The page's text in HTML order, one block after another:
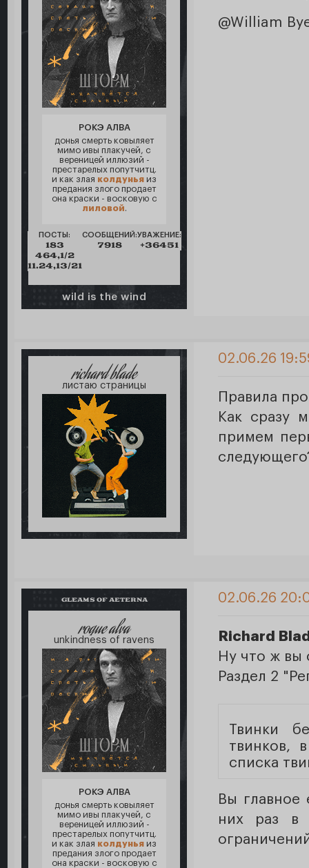
РОКЭ АЛВА
донья смерть ковыляет
мимо ивы плакучей, с
вереницей иллюзий -
престарелых попутчитц.
и как злая колдунья из
предания злого продает
она краски - восковую с
лиловой
ПОСТЫ:
183
464,1/2
11.24,13/21
СООБЩЕНИЙ:
7918
УВАЖЕНИЕ:
+36451
wild is the wind
@William
richard blade
листаю страницы
02.06.26
Правила
Как сразу
примем
GLEAMS OF AETERNA
roque alva
unkindness of ravens
РОКЭ АЛВА
донья смерть ковыляет
мимо ивы плакучей, с
вереницей иллюзий -
престарелых попутчитц.
и как злая колдунья из
предания злого продает
она краски - восковую с
02.06.26
Richard
Ну что ж вы
Раздел 2
Твинки
твинков,
списка
Вы главное
них раз в